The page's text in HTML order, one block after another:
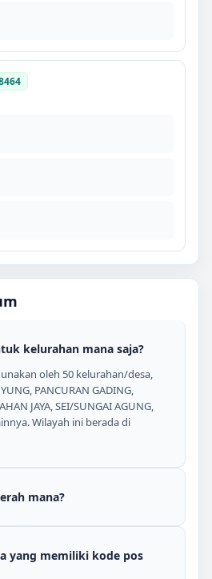
kelurahan mana saja?
oleh 50 kelurahan/desa,
PANCURAN GADING,
JAYA, SEI/SUNGAI AGUNG,
Wilayah ini berada di
mana?
yang memiliki kode pos